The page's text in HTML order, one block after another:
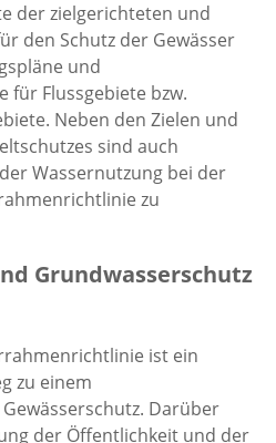
der zielgerichteten und
den Schutz der Gewässer
und
für Flussgebiete bzw.
Neben den Zielen und
sind auch
Wassernutzung bei der
zu
Grundwasserschutz
ist ein
zu einem
Darüber
der Öffentlichkeit und der